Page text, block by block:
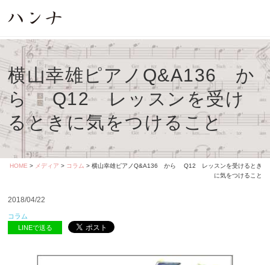
横山幸雄ピアノQ&A136 か
ら Q12 レッスンを受け
るときに気をつけること
HOME > メディア > コラム > 横山幸雄ピアノQ&A136 から Q12 レッスンを受けるとき
に気をつけること
2018/04/22
コラム
LINEで送る